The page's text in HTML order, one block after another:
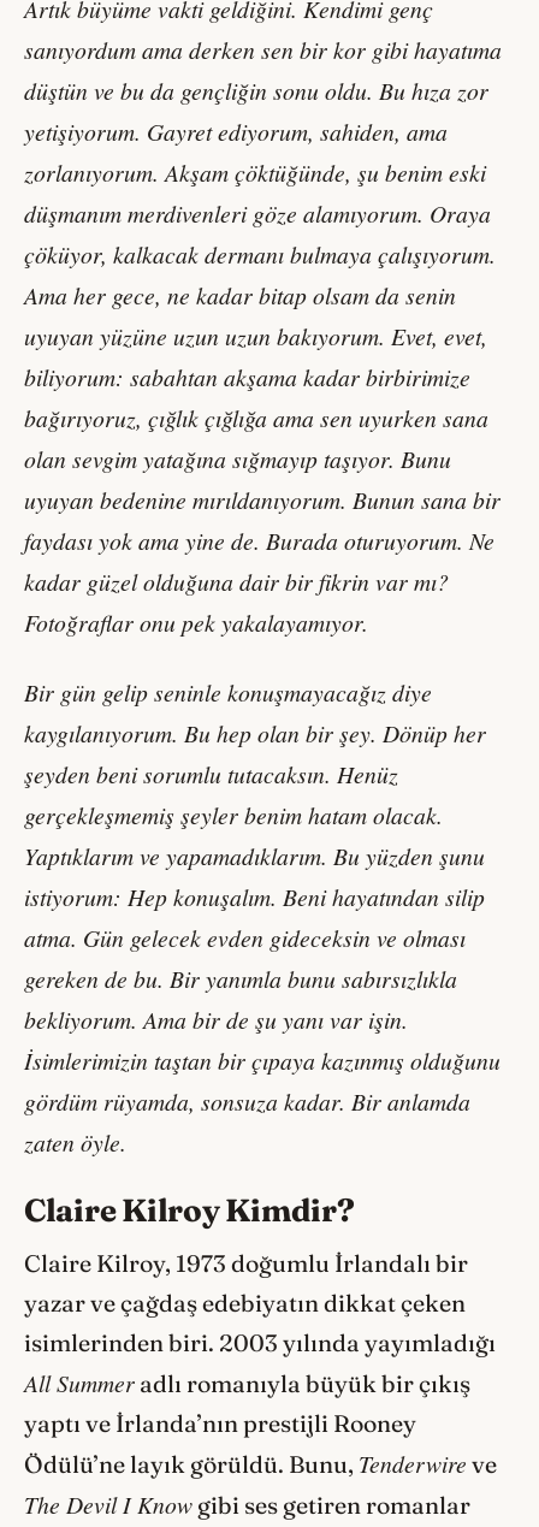
Artık büyüme vakti geldiğini. Kendimi genç
sanıyordum ama derken sen bir kor gibi hayatıma
düştün ve bu da gençliğin sonu oldu. Bu hıza zor
yetişiyorum. Gayret ediyorum, sahiden, ama
zorlanıyorum. Akşam çöktüğünde, şu benim eski
düşmanım merdivenleri göze alamıyorum. Oraya
çöküyor, kalkacak dermanı bulmaya çalışıyorum.
Ama her gece, ne kadar bitap olsam da senin
uyuyan yüzüne uzun uzun bakıyorum. Evet, evet,
biliyorum: sabahtan akşama kadar birbirimize
bağırıyoruz, çığlık çığlığa ama sen uyurken sana
olan sevgim yatağına sığmayıp taşıyor. Bunu
uyuyan bedenine mırıldanıyorum. Bunun sana bir
faydası yok ama yine de. Burada oturuyorum. Ne
kadar güzel olduğuna dair bir fikrin var mı?
Fotoğraflar onu pek yakalayamıyor.
Bir gün gelip seninle konuşmayacağız diye
kaygılanıyorum. Bu hep olan bir şey. Dönüp her
şeyden beni sorumlu tutacaksın. Henüz
gerçekleşmemiş şeyler benim hatam olacak.
Yaptıklarım ve yapamadıklarım. Bu yüzden şunu
istiyorum: Hep konuşalım. Beni hayatından silip
atma. Gün gelecek evden gideceksin ve olması
gereken de bu. Bir yanımla bunu sabırsızlıkla
bekliyorum. Ama bir de şu yanı var işin.
İsimlerimizin taştan bir çıpaya kazınmış olduğunu
gördüm rüyamda, sonsuza kadar. Bir anlamda
zaten öyle.
Claire Kilroy Kimdir?
Claire Kilroy, 1973 doğumlu İrlandalı bir
yazar ve çağdaş edebiyatın dikkat çeken
isimlerinden biri. 2003 yılında yayımladığı
All Summer adlı romanıyla büyük bir çıkış
yaptı ve İrlanda’nın prestijli Rooney
Ödülü’ne layık görüldü. Bunu, Tenderwire ve
The Devil I Know gibi ses getiren romanlar